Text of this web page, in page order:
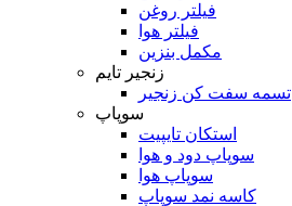
فیلتر روغن
فیلتر هوا
مکمل بنزین
زنجیر تایم
تسمه سفت کن زنجیر
سوپاپ
استکان تایپیت
سوپاپ دود و هوا
سوپاپ هوا
کاسه نمد سوپاپ